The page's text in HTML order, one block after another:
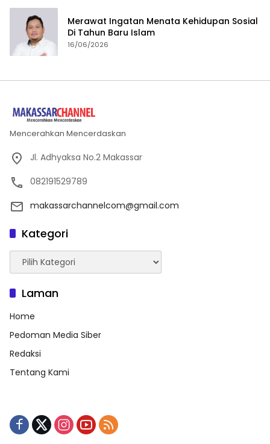
Merawat Ingatan Menata Kehidupan Sosial
Di Tahun Baru Islam
16/06/2026
Mencerahkan Mencerdaskan
Jl. Adhyaksa No.2 Makassar
082191529789
makassarchannelcom@gmail.com
Kategori
Kategori
Laman
Home
Pedoman Media Siber
Redaksi
Tentang Kami